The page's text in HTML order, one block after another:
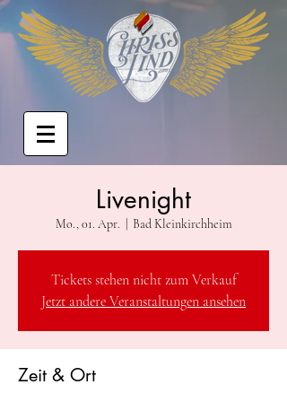
Livenight
Mo., 01. Apr. Bad Kleinkirchheim
Tickets stehen nicht zum Verkauf
Jetzt andere Veranstaltungen ansehen
Zeit & Ort